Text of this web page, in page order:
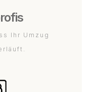
Ihr Umzug